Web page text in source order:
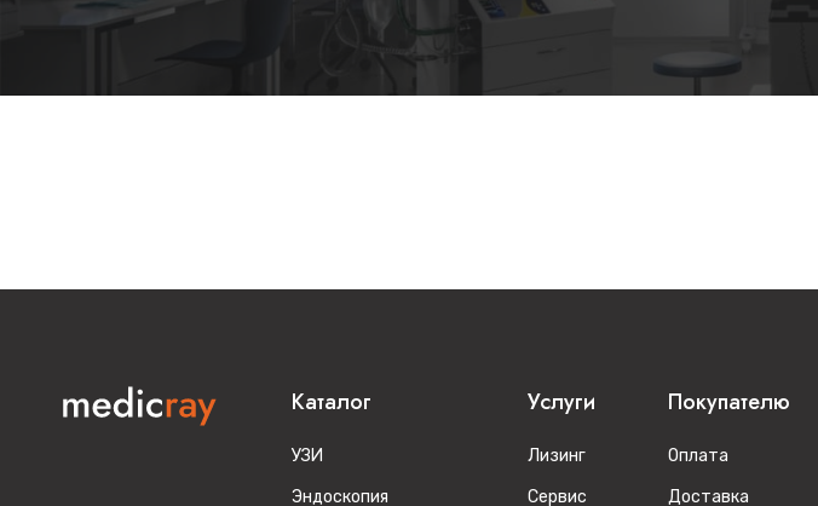
Каталог
УЗИ
Эндоскопия
Услуги
Лизинг
Сервис
Покупателю
Оплата
Доставка